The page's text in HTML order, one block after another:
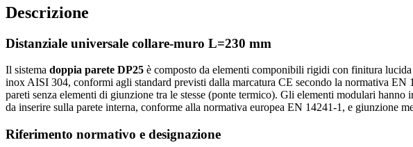
Descrizione
Distanziale universale collare-muro L=230 mm
Il sistema doppia parete DP25 è composto da elementi componibili rigidi con finitura
inox AISI 304, conformi agli standard previsti dalla marcatura CE secondo la normativa EN
pareti senza elementi di giunzione tra le stesse (ponte termico). Gli elementi modulari
da inserire sulla parete interna, conforme alla normativa europea EN 14241-1, e giunzione
Riferimento normativo e designazione